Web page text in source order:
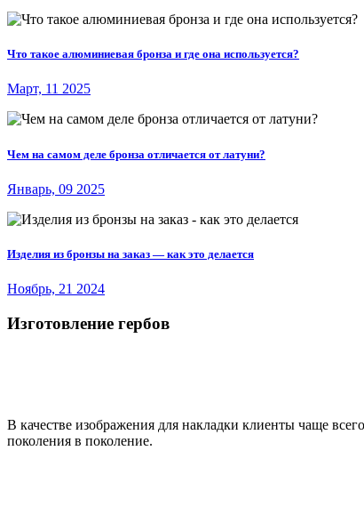
Что такое алюминиевая бронза и где она используется?
Март, 11 2025
Чем на самом деле бронза отличается от латуни?
Январь, 09 2025
Изделия из бронзы на заказ — как это делается
Ноябрь, 21 2024
Изготовление гербов
В качестве изображения для накладки клиенты чаще
поколения в поколение.